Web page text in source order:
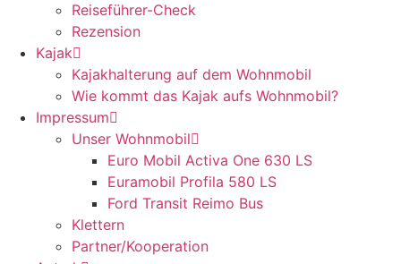
Reiseführer-Check
Rezension
Kajak
Kajakhalterung auf dem Wohnmobil
Wie kommt das Kajak aufs Wohnmobil?
Impressum
Unser Wohnmobil
Euro Mobil Activa One 630 LS
Euramobil Profila 580 LS
Ford Transit Reimo Bus
Klettern
Partner/Kooperation